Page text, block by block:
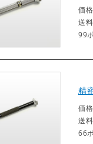
価
送
99
精
価
送
66